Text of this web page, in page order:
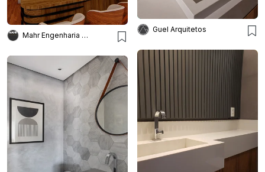
Guel Arquitetos
Mahr Engenharia & Arquitetura